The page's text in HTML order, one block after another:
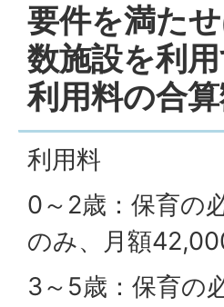
要件を満た
数施設を利
利用料の合
利用料
0～2歳：保育の
のみ、月額
3～5歳：保育の